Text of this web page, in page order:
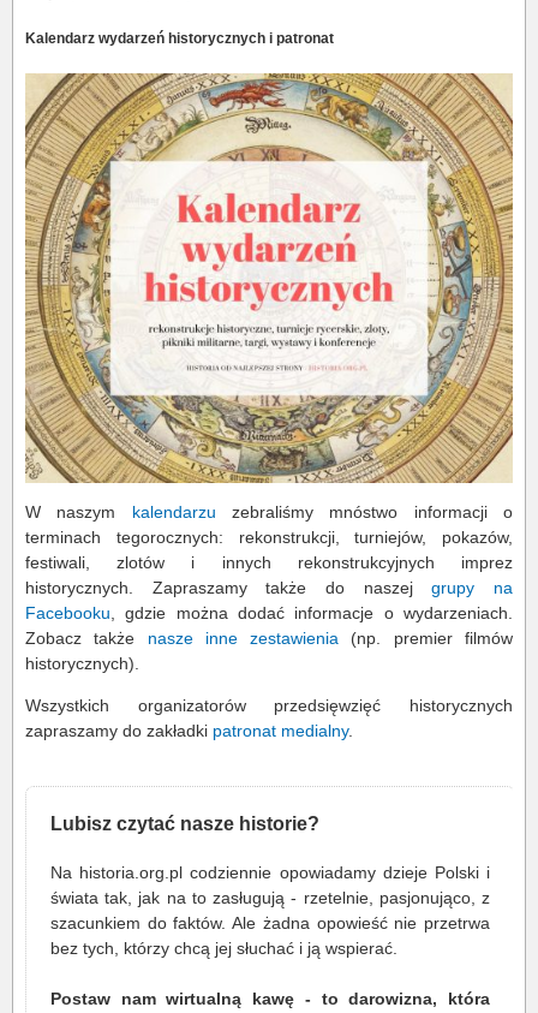
Kalendarz wydarzeń historycznych i patronat
W naszym kalendarzu zebraliśmy mnóstwo informacji o
terminach tegorocznych: rekonstrukcji, turniejów, pokazów,
festiwali, zlotów i innych rekonstrukcyjnych imprez
historycznych. Zapraszamy także do naszejgrupy na
Facebooku , gdzie można dodać informacje o wydarzeniach.
Zobacz także nasze inne zestawienia (np. premier filmów
historycznych).
Wszystkich organizatorów przedsięwzięć historycznych
zapraszamy do zakładki patronat medialny.
Lubisz czytać nasze historie?
Na historia.org.pl codziennie opowiadamy dzieje Polski i
świata tak, jak na to zasługują - rzetelnie, pasjonująco, z
szacunkiem do faktów. Ale żadna opowieść nie przetrwa
bez tych, którzy chcą jej słuchać i ją wspierać.
Postaw nam wirtualną kawę - to darowizna, która